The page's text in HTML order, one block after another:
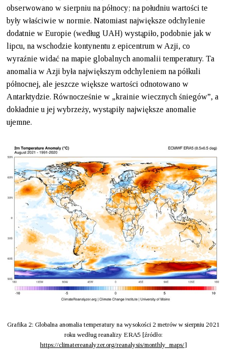
obserwowano w sierpniu na północy; na południu wartości te
były właściwie w normie. Natomiast największe odchylenie
dodatnie w Europie (według UAH) wystąpiło, podobnie jak w
lipcu, na wschodzie kontynentu z epicentrum w Azji, co
wyraźnie widać na mapie globalnych anomalii temperatury. Ta
anomalia w Azji była największym odchyleniem na półkuli
północnej, ale jeszcze większe wartości odnotowano w
Antarktydzie. Równocześnie w „krainie wiecznych śniegów”, a
dokładnie u jej wybrzeży, wystąpiły największe anomalie
ujemne.
Grafika 2: Globalna anomalia temperatury na wysokości 2 metrów w sierpniu 2021
roku według reanalizy ERA5 [źródło:
https://climatereanalyzer.org/reanalysis/monthly_maps/]